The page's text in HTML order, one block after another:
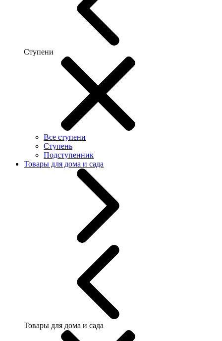
Ступени
Все ступени
Ступень
Подступенник
Товары для дома и сада
Товары для дома и сада